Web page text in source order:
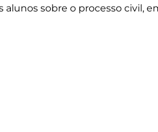
sobre o processo civil,